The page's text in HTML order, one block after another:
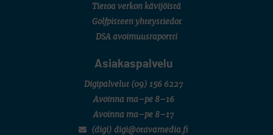
Tietoa verkon kävijöistä
Golfpisteen yhteystiedot
DSA avoimuusraportti
Asiakaspalvelu
Digipalvelut (09) 156 6227
Avoinna ma–pe 8–16
Avoinna ma–pe 8–17
(digi) digi@otavamedia.fi